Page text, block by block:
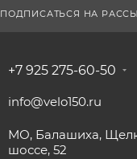
ПОДПИСАТЬСЯ НА
+7 925 275-60-50
info@velo150.ru
МО, Балашиха,
шоссе, 52